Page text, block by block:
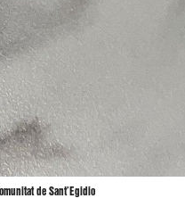
de Sant’Egidio